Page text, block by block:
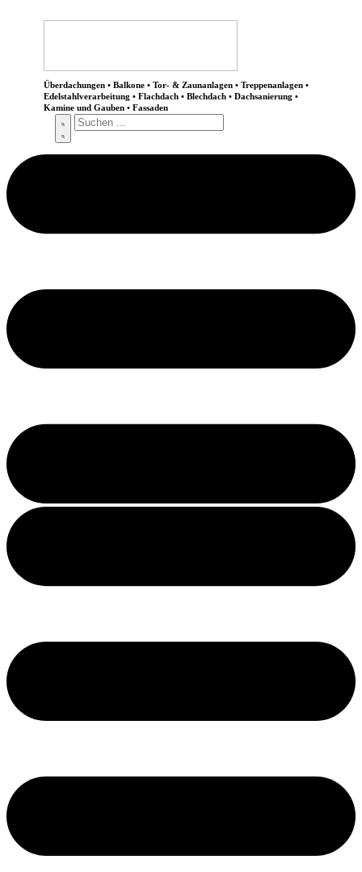
Überdachungen • Balkone • Tor- & Zaunanlagen • Treppenanlagen •
Edelstahlverarbeitung • Flachdach • Blechdach • Dachsanierung •
Kamine und Gauben • Fassaden